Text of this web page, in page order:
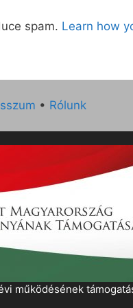
spam. Learn how
• Rólunk
működésének